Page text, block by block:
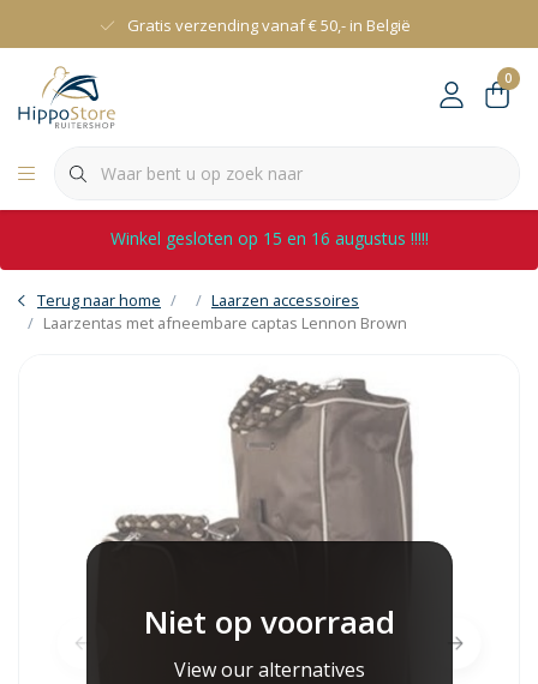
Gratis verzending vanaf € 50,- in België
0
Winkel gesloten op 15 en 16 augustus !!!!!
Terug naar home
Laarzen accessoires
Laarzentas met afneembare captas Lennon Brown
Niet op voorraad
View our alternatives